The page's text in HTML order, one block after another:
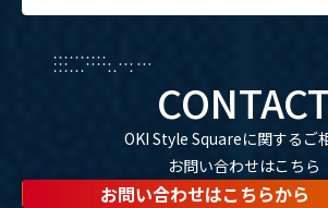
OKI Style Squareに関するご
お問い合わせはこちら
お問い合わせはこちらから